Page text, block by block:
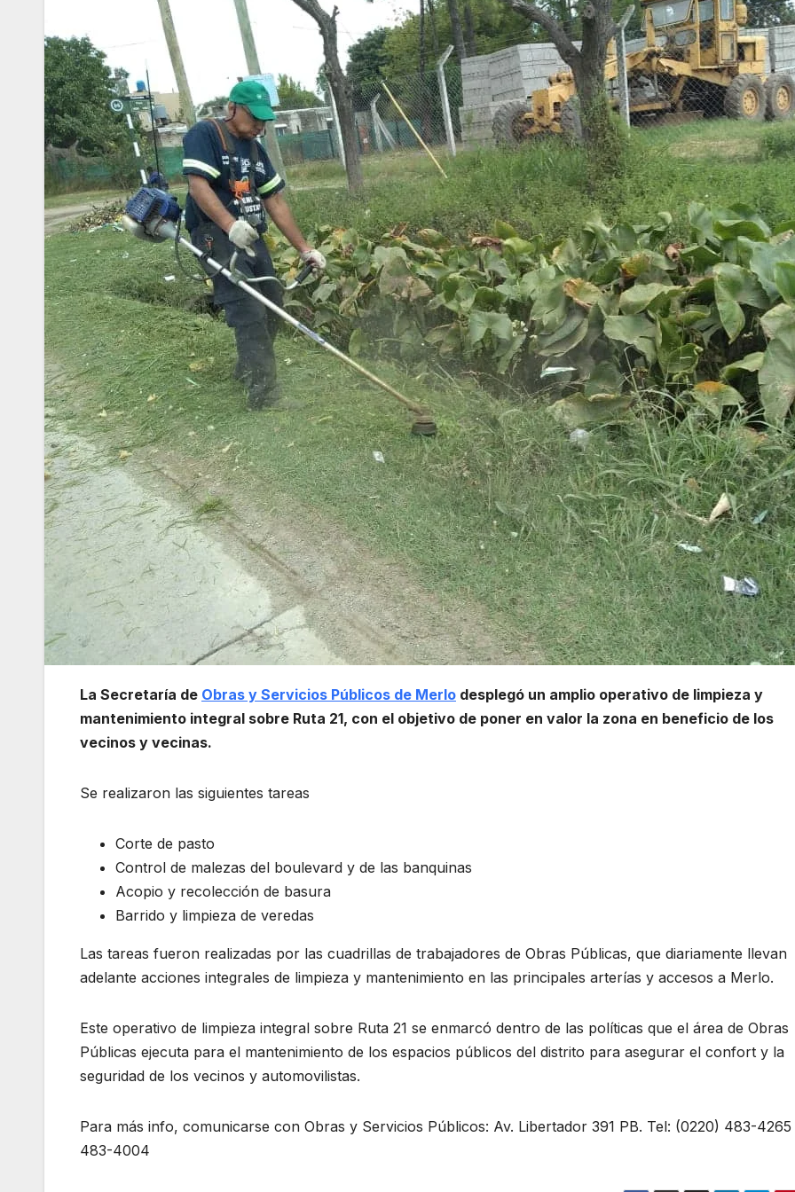
La Secretaría de Obras y Servicios Públicos de Merlo desplegó un amplio operativo de limpieza y
mantenimiento integral sobre Ruta 21, con el objetivo de poner en valor la zona en beneficio de los
vecinos y vecinas.
Se realizaron las siguientes tareas
Corte de pasto
Control de malezas del boulevard y de las banquinas
Acopio y recolección de basura
Barrido y limpieza de veredas
Las tareas fueron realizadas por las cuadrillas de trabajadores de Obras Públicas, que diariamente llevan
adelante acciones integrales de limpieza y mantenimiento en las principales arterías y accesos a Merlo.
Este operativo de limpieza integral sobre Ruta 21 se enmarcó dentro de las políticas que el área de Obras
Públicas ejecuta para el mantenimiento de los espacios públicos del distrito para asegurar el confort y la
seguridad de los vecinos y automovilistas.
Para más info, comunicarse con Obras y Servicios Públicos: Av. Libertador 391 PB. Tel: (0220) 483-
483-4004